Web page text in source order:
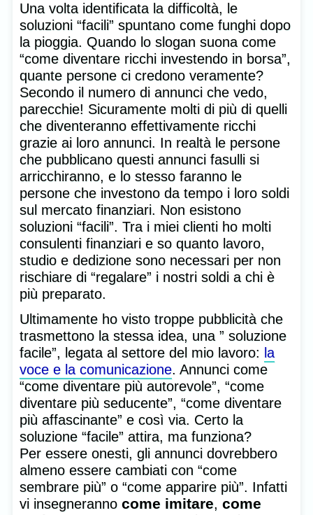
Una volta identificata la difficoltà, le
soluzioni “facili” spuntano come funghi dopo
la pioggia. Quando lo slogan suona come
“come diventare ricchi investendo in borsa”,
quante persone ci credono veramente?
Secondo il numero di annunci che vedo,
parecchie! Sicuramente molti di più di quelli
che diventeranno effettivamente ricchi
grazie ai loro annunci. In realtà le persone
che pubblicano questi annunci fasulli si
arricchiranno, e lo stesso faranno le
persone che investono da tempo i loro soldi
sul mercato finanziari. Non esistono
soluzioni “facili”. Tra i miei clienti ho molti
consulenti finanziari e so quanto lavoro,
studio e dedizione sono necessari per non
rischiare di “regalare” i nostri soldi a chi è
più preparato.
Ultimamente ho visto troppe pubblicità che
trasmettono la stessa idea, una ” soluzione
facile”, legata al settore del mio lavoro: la
voce e la comunicazione. Annunci come
“come diventare più autorevole”, “come
diventare più seducente”, “come diventare
più affascinante” e così via. Certo la
soluzione “facile” attira, ma funziona?
Per essere onesti, gli annunci dovrebbero
almeno essere cambiati con “come
sembrare più” o “come apparire più”. Infatti
vi insegneranno come imitare, come